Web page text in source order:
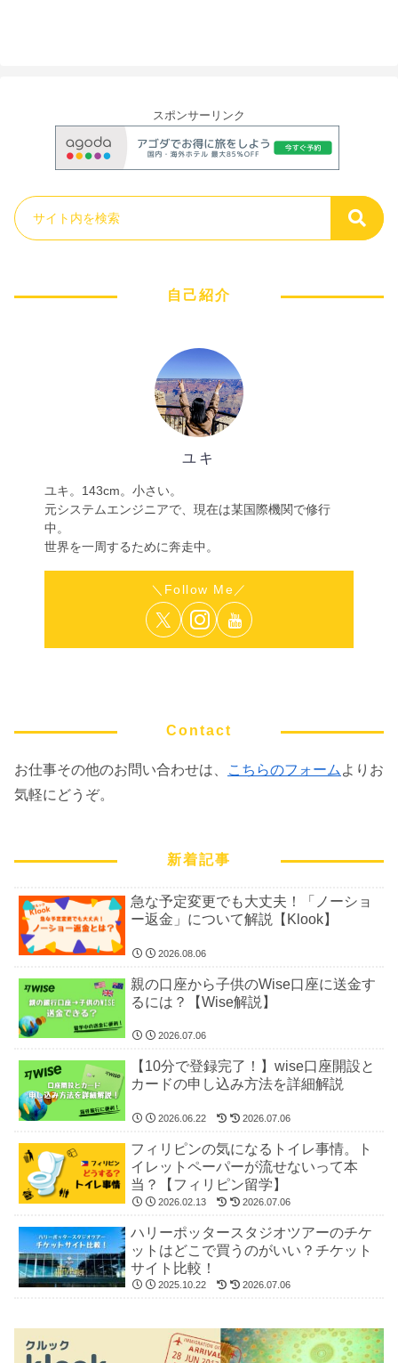
スポンサーリンク
自己紹介
ユキ
ユキ。143cm。小さい。
元システムエンジニアで、現在は某国際機関で修行
中。
世界を一周するために奔走中。
Contact
お仕事その他のお問い合わせは、 こちらのフォーム よりお
気軽にどうぞ。
新着記事
急な予定変更でも大丈夫！「ノーショ
ー返金」について解説【Klook】
2026.08.06
親の口座から子供のWise口座に送金す
るには？【Wise解説】
2026.07.06
【10分で登録完了！】wise口座開設と
カードの申し込み方法を詳細解説
2026.06.22 2026.07.06
フィリピンの気になるトイレ事情。ト
イレットペーパーが流せないって本
当？【フィリピン留学】
2026.02.13 2026.07.06
ハリーポッタースタジオツアーのチケ
ットはどこで買うのがいい？チケット
サイト比較！
2025.10.22 2026.07.06